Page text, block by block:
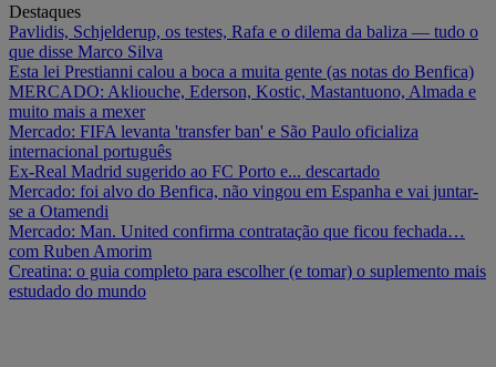
Destaques
Pavlidis, Schjelderup, os testes, Rafa e o dilema da baliza — tudo o
que disse Marco Silva
Esta lei Prestianni calou a boca a muita gente (as notas do Benfica)
MERCADO: Akliouche, Ederson, Kostic, Mastantuono, Almada e
muito mais a mexer
Mercado: FIFA levanta 'transfer ban' e São Paulo oficializa
internacional português
Ex-Real Madrid sugerido ao FC Porto e... descartado
Mercado: foi alvo do Benfica, não vingou em Espanha e vai juntar-
se a Otamendi
Mercado: Man. United confirma contratação que ficou fechada…
com Ruben Amorim
Creatina: o guia completo para escolher (e tomar) o suplemento mais
estudado do mundo